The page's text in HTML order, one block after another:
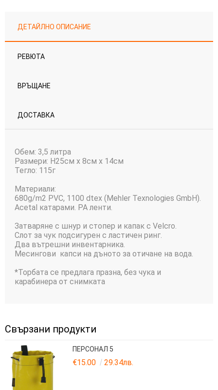
ДЕТАЙЛНО ОПИСАНИЕ
РЕВЮТА
ВРЪЩАНЕ
ДОСТАВКА
Обем: 3,5 литра
Размери: H25cм x 8cм x 14cм
Тегло: 115г
Материали:
680g/m2 PVC, 1100 dtex (Mehler Texnologies GmbH).
Acetal катарами. PA ленти.
Затваряне с шнур и стопер и капак с Velcro.
Слот за чук подсигурен с ластичен ринг.
Два вътрешни инвентарника.
Месингови капси на дъното за отичане на вода.
*Торбата се предлага празна, без чука и
карабинера от снимката
Свързани продукти
ПЕРСОНАЛ 5
€15.00 29.34лв.